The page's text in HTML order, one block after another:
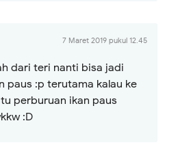
7 Maret 2019 pukul 12.45
dari teri nanti bisa jadi
paus :p terutama kalau ke
perburuan ikan paus
:D